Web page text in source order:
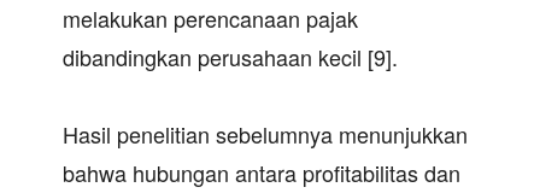
melakukan perencanaan pajak
dibandingkan perusahaan kecil [9].
Hasil penelitian sebelumnya menunjukkan
bahwa hubungan antara profitabilitas dan